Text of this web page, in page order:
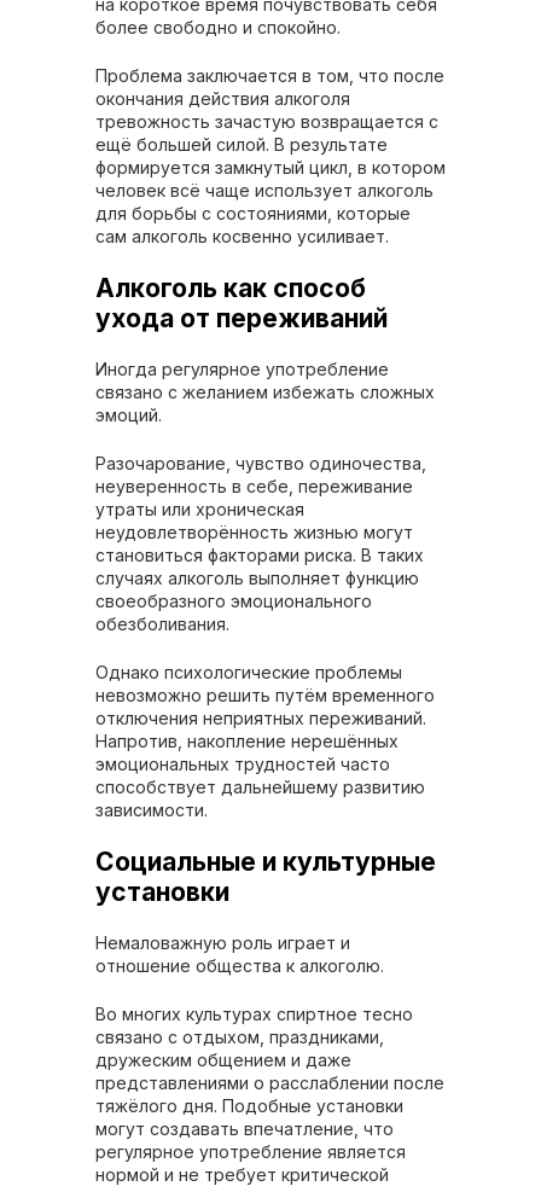
на короткое время почувствовать себя
более свободно и спокойно.
Проблема заключается в том, что после
окончания действия алкоголя
тревожность зачастую возвращается с
ещё большей силой. В результате
формируется замкнутый цикл, в котором
человек всё чаще использует алкоголь
для борьбы с состояниями, которые
сам алкоголь косвенно усиливает.
Алкоголь как способ
ухода от переживаний
Иногда регулярное употребление
связано с желанием избежать сложных
эмоций.
Разочарование, чувство одиночества,
неуверенность в себе, переживание
утраты или хроническая
неудовлетворённость жизнью могут
становиться факторами риска. В таких
случаях алкоголь выполняет функцию
своеобразного эмоционального
обезболивания.
Однако психологические проблемы
невозможно решить путём временного
отключения неприятных переживаний.
Напротив, накопление нерешённых
эмоциональных трудностей часто
способствует дальнейшему развитию
зависимости.
Социальные и культурные
установки
Немаловажную роль играет и
отношение общества к алкоголю.
Во многих культурах спиртное тесно
связано с отдыхом, праздниками,
дружеским общением и даже
представлениями о расслаблении после
тяжёлого дня. Подобные установки
могут создавать впечатление, что
регулярное употребление является
нормой и не требует критической